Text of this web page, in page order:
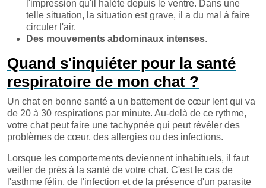
l'impression qu'il halète depuis le ventre. Dans une
telle situation, la situation est grave, il a du mal à faire
circuler l'air.
Des mouvements abdominaux intenses.
Quand s'inquiéter pour la santé
respiratoire de mon chat ?
Un chat en bonne santé a un battement de cœur lent qui va
de 20 à 30 respirations par minute. Au-delà de ce rythme,
votre chat peut faire une tachypnée qui peut révéler des
problèmes de cœur, des allergies ou des infections.
Lorsque les comportements deviennent inhabituels, il faut
veiller de près à la santé de votre chat. C'est le cas de
l'asthme félin, de l'infection et de la présence d'un parasite